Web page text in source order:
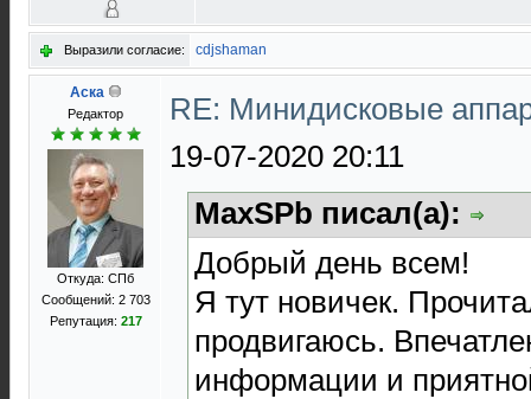
Выразили согласие: cdjshaman
Аска
Редактор
Откуда: СПб
Сообщений: 2 703
Репутация: 217
RE: Минидисковые
19-07-2020 20:11
MaxSPb писал(а):
Добрый день всем!
Я тут новичек.
продвигаюсь.
информации и